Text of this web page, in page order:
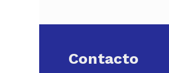
Contacto